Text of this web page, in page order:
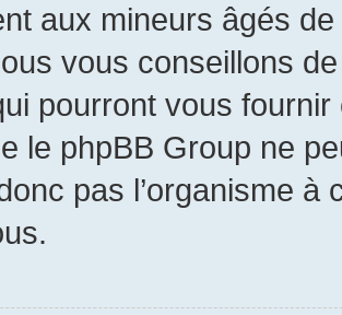
aux mineurs âgés
vous conseillons
pourront vous
le phpBB Group ne
pas l’organisme